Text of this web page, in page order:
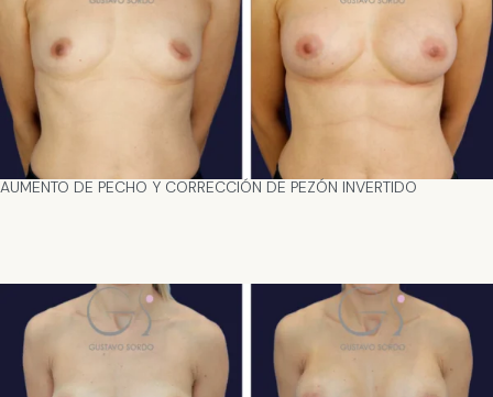
AUMENTO DE PECHO Y CORRECCIÓN DE PEZÓN INVERTIDO